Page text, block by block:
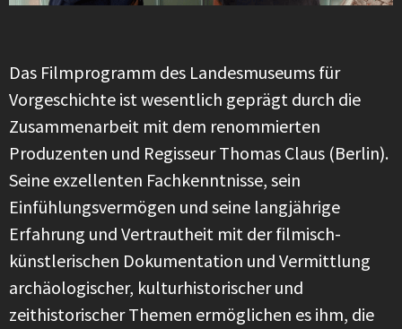
Das Filmprogramm des Landesmuseums für
Vorgeschichte ist wesentlich geprägt durch die
Zusammenarbeit mit dem renommierten
Produzenten und Regisseur Thomas Claus (Berlin).
Seine exzellenten Fachkenntnisse, sein
Einfühlungsvermögen und seine langjährige
Erfahrung und Vertrautheit mit der filmisch-
künstlerischen Dokumentation und Vermittlung
archäologischer, kulturhistorischer und
zeithistorischer Themen ermöglichen es ihm, die